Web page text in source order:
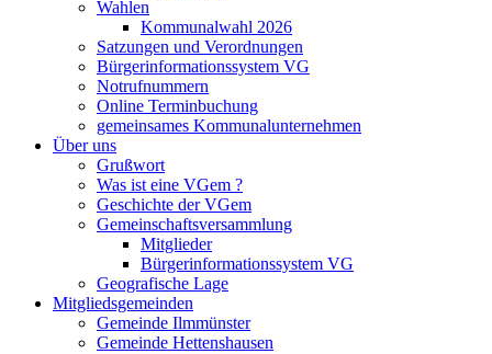
Wahlen
Kommunalwahl 2026
Satzungen und Verordnungen
Bürgerinformationssystem VG
Notrufnummern
Online Terminbuchung
gemeinsames Kommunalunternehmen
Über uns
Grußwort
Was ist eine VGem ?
Geschichte der VGem
Gemeinschaftsversammlung
Mitglieder
Bürgerinformationssystem VG
Geografische Lage
Mitgliedsgemeinden
Gemeinde Ilmmünster
Gemeinde Hettenshausen